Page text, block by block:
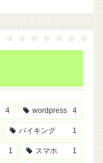
4 wordpress 4
バイキング 1
1 スマホ 1